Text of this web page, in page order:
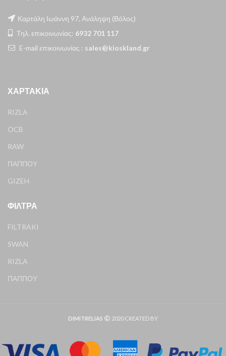
Καρτάλη Ιωάννη 97, Ανάληψη (Βόλος)
Τηλ. επικοινωνίας: 6932 701 117
E-mail επικοινωνίας : sales@kioskland.gr
ΧΑΡΤΆΚΙΑ
RIZLA
OCB
RAW
ΠΑΠΠΟΥ
GIZEH
ΦΊΛΤΡΑ
FILTRAKI
SWAN
RIZLA
ΠΑΠΠΟΥ
DIMITRELIAS 2020 CREATED BY